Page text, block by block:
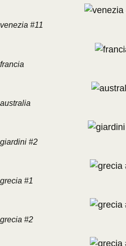
venezia #11
francia
australia
giardini #2
grecia #1
grecia #2